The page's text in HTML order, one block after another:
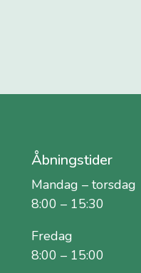
Åbningstider
Mandag – torsdag
8:00 – 15:30
Fredag
8:00 – 15:00